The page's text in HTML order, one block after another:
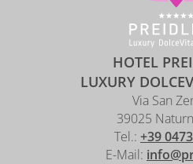
HOTEL
LUXURY
Via San
39025
Tel.: +39
E-Mail: